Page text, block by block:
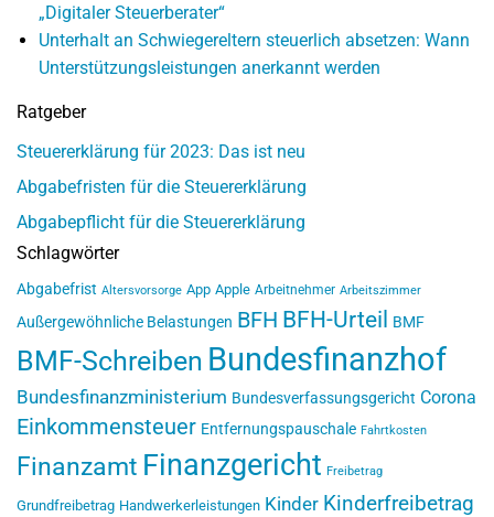
„Digitaler Steuerberater“
Unterhalt an Schwiegereltern steuerlich absetzen: Wann
Unterstützungsleistungen anerkannt werden
Ratgeber
Steuererklärung für 2023: Das ist neu
Abgabefristen für die Steuererklärung
Abgabepflicht für die Steuererklärung
Schlagwörter
Abgabefrist Altersvorsorge App Apple Arbeitnehmer Arbeitszimmer
Außergewöhnliche Belastungen BFH BFH-Urteil BMF
BMF-Schreiben Bundesfinanzhof
Bundesfinanzministerium Bundesverfassungsgericht Corona
Einkommensteuer Entfernungspauschale Fahrtkosten
Finanzamt Finanzgericht Freibetrag
Grundfreibetrag Handwerkerleistungen Kinder Kinderfreibetrag